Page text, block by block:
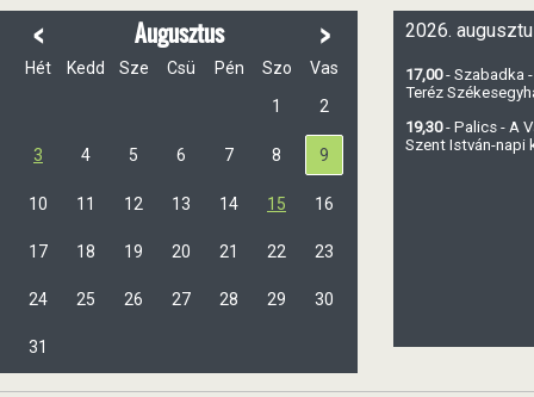
< Augusztus >
Hét Kedd Sze Csü Pén Szo
Vas
1
2
3 4 5 6 7 8 9
10 11 12 13 14 15 16
17 18 19 20 21 22 23
24 25 26 27 28 29 30
31
2026.
17,00- Szabadka
Teréz
19,30- Palics - A
Szent István-napi